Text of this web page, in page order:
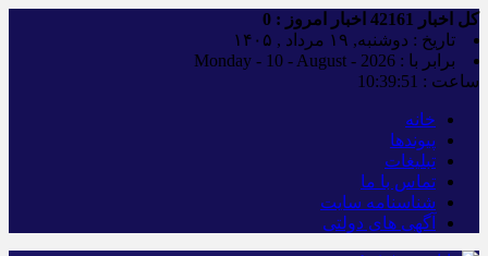
کل اخبار اخبار امروز : 0
تاریخ : دوشنبه, ۱۹ مرداد , ۱۴۰۵
برابر با : Monday - 10 - August - 2026
ساعت : 10:39:51
خانه
پیوندها
تبلیغات
تماس با ما
شناسنامه سایت
آگهی های دولتی